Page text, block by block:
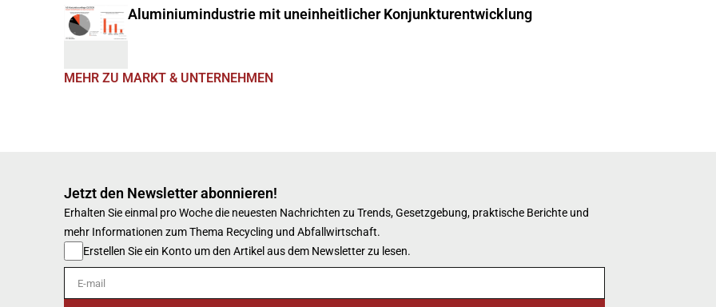
Aluminiumindustrie mit uneinheitlicher Konjunkturentwicklung
MEHR ZU MARKT & UNTERNEHMEN
Jetzt den Newsletter abonnieren!
Erhalten Sie einmal pro Woche die neuesten Nachrichten zu Trends, Gesetzgebung, praktische Berichte und
mehr Informationen zum Thema Recycling und Abfallwirtschaft.
Erstellen Sie ein Konto um den Artikel aus dem Newsletter zu lesen.
E-mail